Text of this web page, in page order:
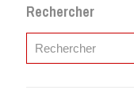
Rechercher